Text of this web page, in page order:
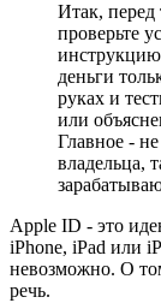
Итак, перед
проверьте
деньги
руках и
или
Главное -
владельца,
Apple ID - это
iPhone, iPad или
невозможно. О
речь.